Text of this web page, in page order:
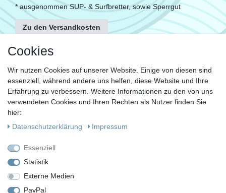
* ausgenommen SUP- & Surfbretter, sowie Sperrgut
Zu den Versandkosten
FOLGE UNS
KONTAKT
Fragen?
Ruf uns an, mein Team und ich helfen Dir gerne.
oder
Schreib uns eine E-Mail
Cookies
Wir nutzen Cookies auf unserer Website. Einige von diesen sind
essenziell, während andere uns helfen, diese Website und Ihre
Erfahrung zu verbessern. Weitere Informationen zu den von uns
verwendeten Cookies und Ihren Rechten als Nutzer finden Sie
hier:
Daten­schutz­erklärung
Impressum
Essenziell
Statistik
Externe Medien
PayPal